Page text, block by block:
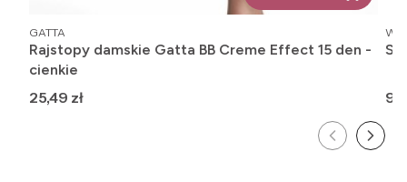
PRODUCENT
GATTA
Rajstopy damskie Gatta BB Creme Effect 15 den -
cienkie
Cena
25,49 zł